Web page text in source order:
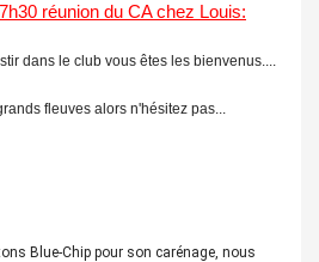
réunion du CA chez Louis:
dans le club vous êtes les bienvenus....
fleuves alors n'hésitez pas...
Blue-Chip pour son carénage, nous